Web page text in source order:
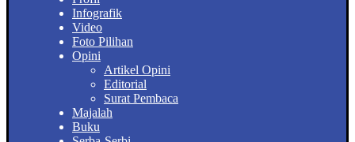
Infografik
Video
Foto Pilihan
Opini
Artikel Opini
Editorial
Surat Pembaca
Majalah
Buku